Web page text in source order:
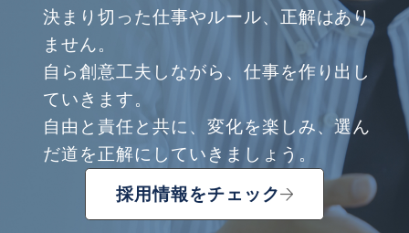
決まり切った仕事やルール、正解はあり
ません。
自ら創意工夫しながら、仕事を作り出し
ていきます。
自由と責任と共に、変化を楽しみ、選ん
だ道を正解にしていきましょう。
採用情報をチェック